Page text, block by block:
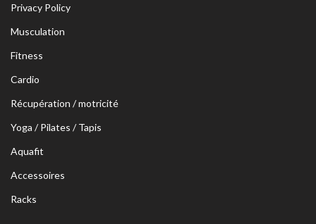
Privacy Policy
Musculation
Fitness
Cardio
Récupération / motricité
Yoga / Pilates / Tapis
Aquafit
Accessoires
Racks